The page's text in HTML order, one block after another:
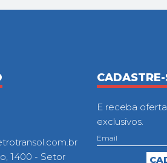
1400 - Setor
CADASTRE-
E receba
exclusivos.